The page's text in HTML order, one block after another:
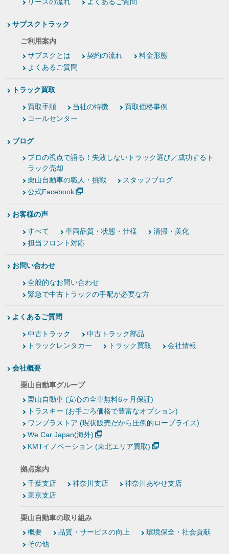
サブスクトラック
ご利用案内
サブスクとは
契約の流れ
料金形態
よくあるご質問
トラック買取
買取手順 当社の特徴
買取価格事例
コールセンター
ブログ
プロの視点で語る！失敗しないトラック選び／成功するト
ラック売却
栗山自動車の職人・挑戦
スタッフブログ
公式Facebook
お客様の声
すべて 車両品質・状態・仕様
清掃・美化
担当フロント対応
お問い合わせ
全般的なお問い合わせ
緊急で中古トラックの手配が必要な方
よくあるご質問
中古トラック
中古トラック部品
トラックレンタカー
トラック買取 会社情報
会社概要
栗山自動車グループ
栗山自動車 (安心の全車無料6ヶ月保証)
トラスキー (お手ごろ価格で豊富なオプション)
ワンプラストア (現状販売だから圧倒的ロープライス)
We Car Japan(海外)
KMTイノベーション (東北エリア買取)
拠点案内
千葉支店
神奈川支店
神奈川あやせ支店
東京支店
栗山自動車の取り組み
概要
品質・サービスの向上
環境保全・社会貢献
その他